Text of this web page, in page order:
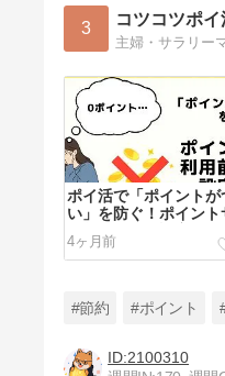
3 コツコツポイ
主婦・サラリー
ポイ活で「ポイントが
い」を防ぐ！ポイント
用前のスマホ設定と鉄
4ヶ月前
#節約 #ポイント
2100310